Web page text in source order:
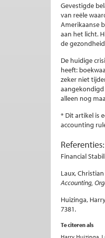
Gevestigde
van reële
Amerikaanse
aan het licht.
de
De huidige
heeft:
zeker niet
alleen nog
* Dit artikel is
accounting
Referenties:
Financial
Laux,
Accounting,
Huizinga,
7381.
Te citeren als